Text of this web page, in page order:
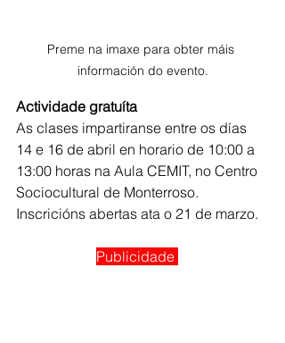
Preme na imaxe para obter máis
información do evento.
Actividade gratuíta
As clases impartiranse entre os días
14 e 16 de abril en horario de 10:00 a
13:00 horas na Aula CEMIT, no Centro
Sociocultural de Monterroso.
Inscricións abertas ata o 21 de marzo.
Publicidade